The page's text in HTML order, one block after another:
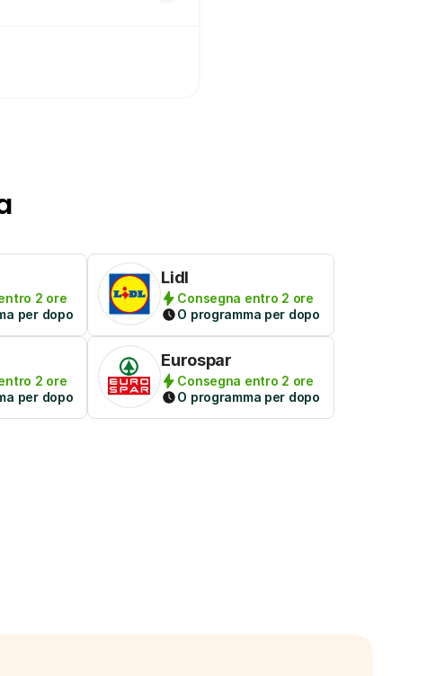
2 ore
per dopo
Lidl
Consegna entro 2 ore
O programma per dopo
2 ore
per dopo
Eurospar
Consegna entro 2 ore
O programma per dopo